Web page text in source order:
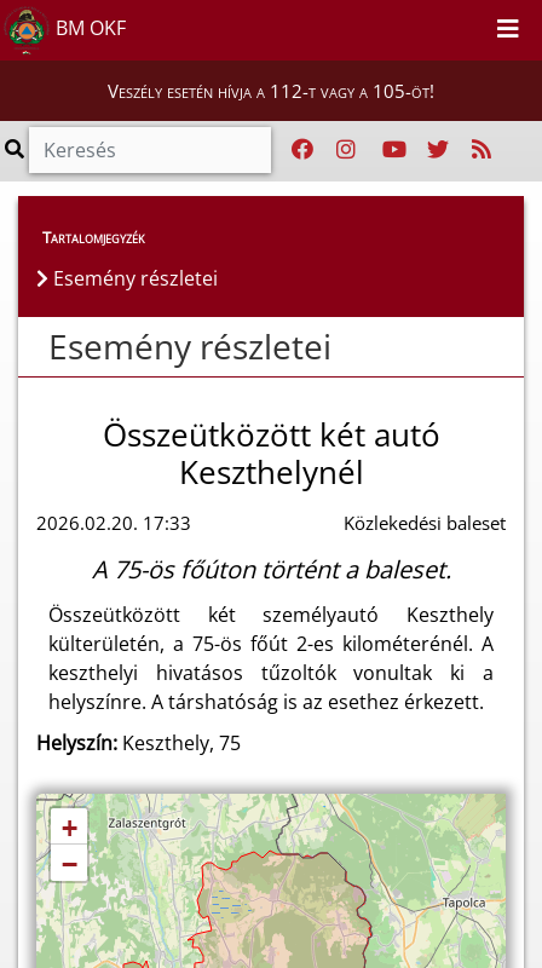
BM OKF
Veszély esetén hívja a 112-t vagy a 105-öt!
Esemény részletei
Tartalomjegyzék
Esemény részletei
Esemény részletei
Összeütközött két autó
Keszthelynél
2026.02.20. 17:33 Közlekedési baleset
A 75-ös főúton történt a baleset.
Összeütközött két személyautó Keszthely
külterületén, a 75-ös főút 2-es kilométerénél. A
keszthelyi hivatásos tűzoltók vonultak ki a
helyszínre. A társhatóság is az esethez érkezett.
Helyszín: Keszthely, 75
+
−